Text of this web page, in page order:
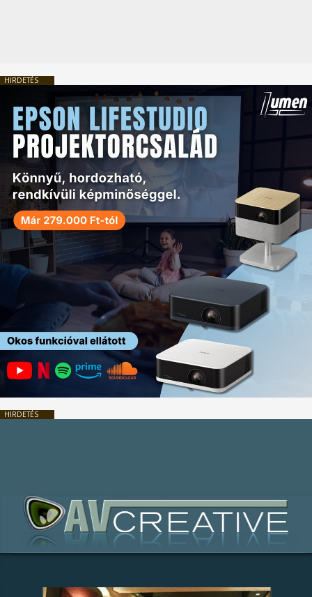
HIRDETÉS
HIRDETÉS